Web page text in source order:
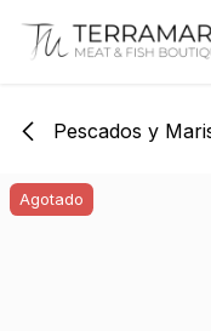
Pescados y
Agotado